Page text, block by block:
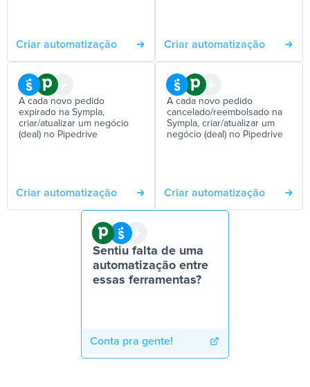
Criar automatização Criar automatização
A cada novo pedido
expirado na Sympla,
criar/atualizar um negócio
(deal) no Pipedrive
Criar automatização
A cada novo pedido
cancelado/reembolsado na
Sympla, criar/atualizar um
negócio (deal) no Pipedrive
Criar automatização
Sentiu falta de uma
automatização entre
essas ferramentas?
Conta pra gente!